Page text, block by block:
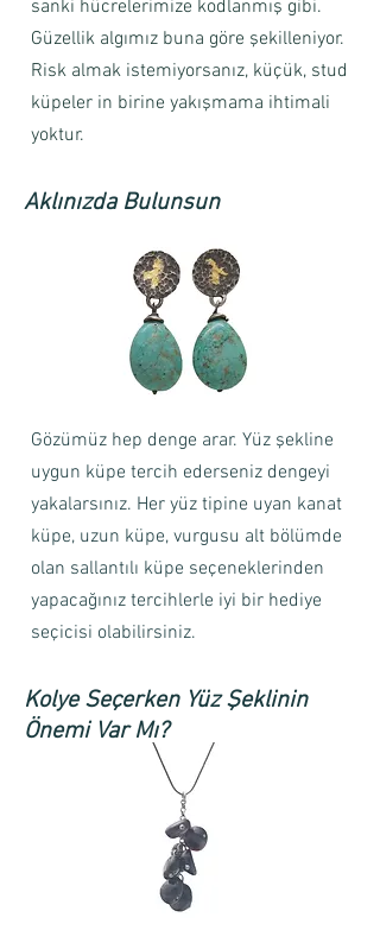
sanki hücrelerimize kodlanmış gibi.
Güzellik algımız buna göre şekilleniyor.
Risk almak istemiyorsanız, küçük, stud
küpeler in birine yakışmama ihtimali
yoktur.
Aklınızda Bulunsun
Gözümüz hep denge arar. Yüz şekline
uygun küpe tercih ederseniz dengeyi
yakalarsınız. Her yüz tipine uyan kanat
küpe, uzun küpe, vurgusu alt bölümde
olan sallantılı küpe seçeneklerinden
yapacağınız tercihlerle iyi bir hediye
seçicisi olabilirsiniz.
Kolye Seçerken Yüz Şeklinin
Önemi Var Mı?